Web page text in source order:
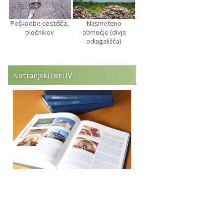
Poškodbe cestišča,
pločnikov
Nasmeteno
območje (divja
odlagališča)
Notranjski listi IV